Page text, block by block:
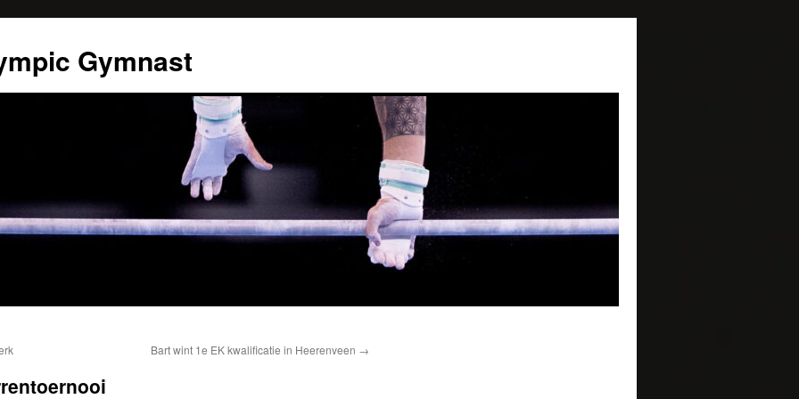
Gymnast
Bart wint 1e EK kwalificatie in Heerenveen →